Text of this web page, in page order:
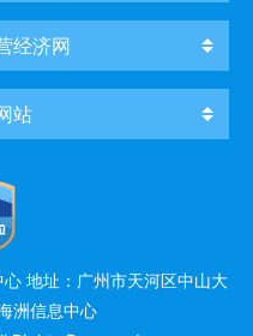
经济网
站
地址：广州市天河区中山大
洲信息中心